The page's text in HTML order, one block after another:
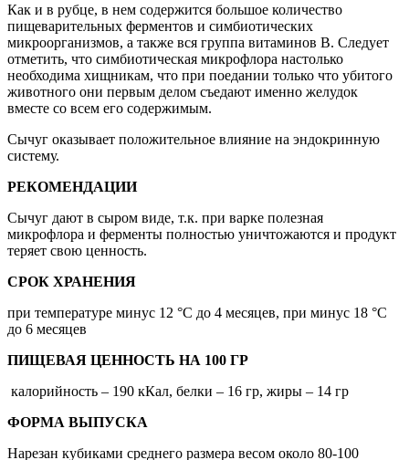
Как и в рубце, в нем содержится большое количество
пищеварительных ферментов и симбиотических
микроорганизмов, а также вся группа витаминов B. Следует
отметить, что симбиотическая микрофлора настолько
необходима хищникам, что при поедании только что убитого
животного они первым делом съедают именно желудок
вместе со всем его содержимым.
Сычуг оказывает положительное влияние на эндокринную
систему.
РЕКОМЕНДАЦИИ
Сычуг дают в сыром виде, т.к. при варке полезная
микрофлора и ферменты полностью уничтожаются и продукт
теряет свою ценность.
СРОК ХРАНЕНИЯ
при температуре минус 12 °С до 4 месяцев, при минус 18 °С
до 6 месяцев
ПИЩЕВАЯ ЦЕННОСТЬ НА 100 ГР
калорийность – 190 кКал, белки – 16 гр, жиры – 14 гр
ФОРМА ВЫПУСКА
Нарезан кубиками среднего размера весом около 80-100